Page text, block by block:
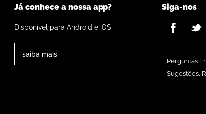
Já conhece a nossa app?
Disponível para Android e iOS
saiba mais
Siga-nos
Perguntas
Sugestões,